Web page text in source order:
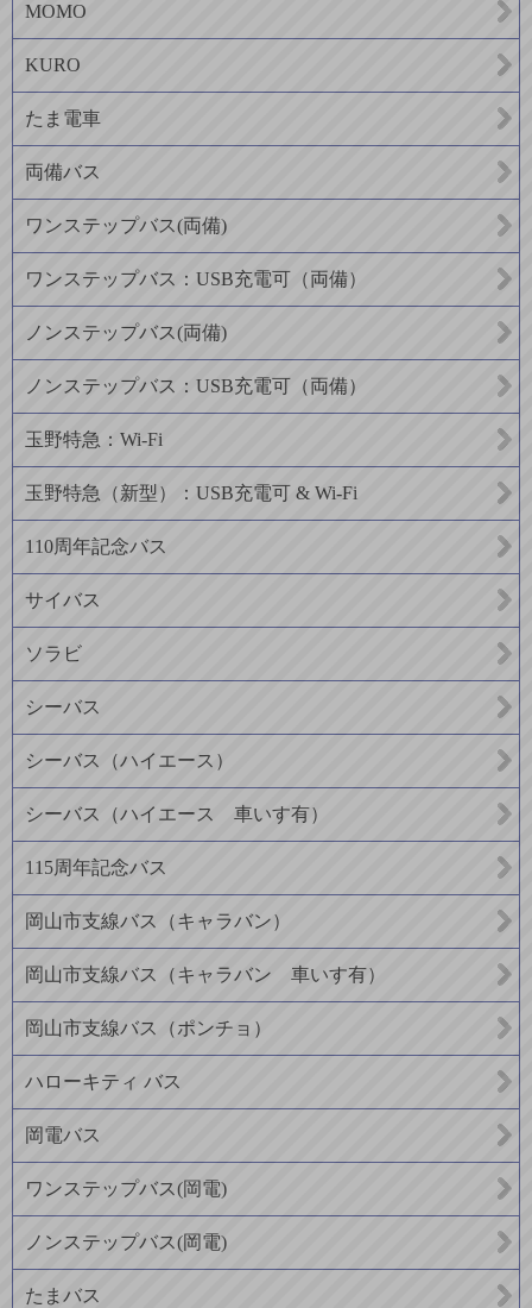
MOMO
KURO
たま電車
両備バス
ワンステップバス(両備)
ワンステップバス：USB充電可（両備）
ノンステップバス(両備)
ノンステップバス：USB充電可（両備）
玉野特急：Wi-Fi
玉野特急（新型）：USB充電可 & Wi-Fi
110周年記念バス
サイバス
ソラビ
シーバス
シーバス（ハイエース）
シーバス（ハイエース 車いす有）
115周年記念バス
岡山市支線バス（キャラバン）
岡山市支線バス（キャラバン 車いす有）
岡山市支線バス（ポンチョ）
ハローキティ バス
岡電バス
ワンステップバス(岡電)
ノンステップバス(岡電)
たまバス